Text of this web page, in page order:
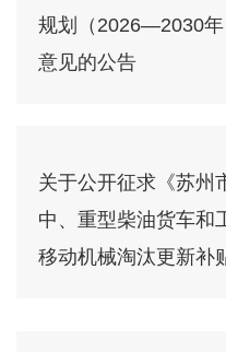
规划（2026—2030年
意见的公告
关于公开征求《苏州
中、重型柴油货车和
移动机械淘汰更新补